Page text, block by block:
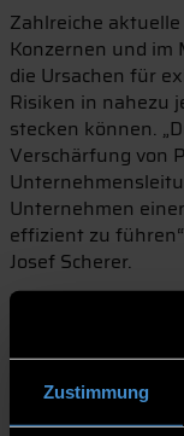
Zustimmung
Zahlreiche
Konzernen und im
die Ursachen für
Risiken in nahezu
stecken können.
Verschärfung von
Unternehmen
effizient zu
Josef Scherer.
Dazu kommt die
national gültiger
müssen.